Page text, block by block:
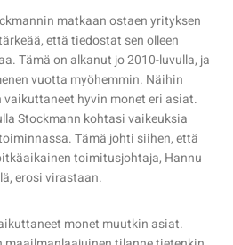
matkaan ostaen yrityksen
että tiedostat sen olleen
Tämä on alkanut jo 2010-luvulla, ja
vuotta myöhemmin. Näihin
hyvin monet eri asiat.
Stockmann kohtasi vaikeuksia
Tämä johti siihen, että
toimitusjohtaja, Hannu
erosi virastaan.
monet muutkin asiat.